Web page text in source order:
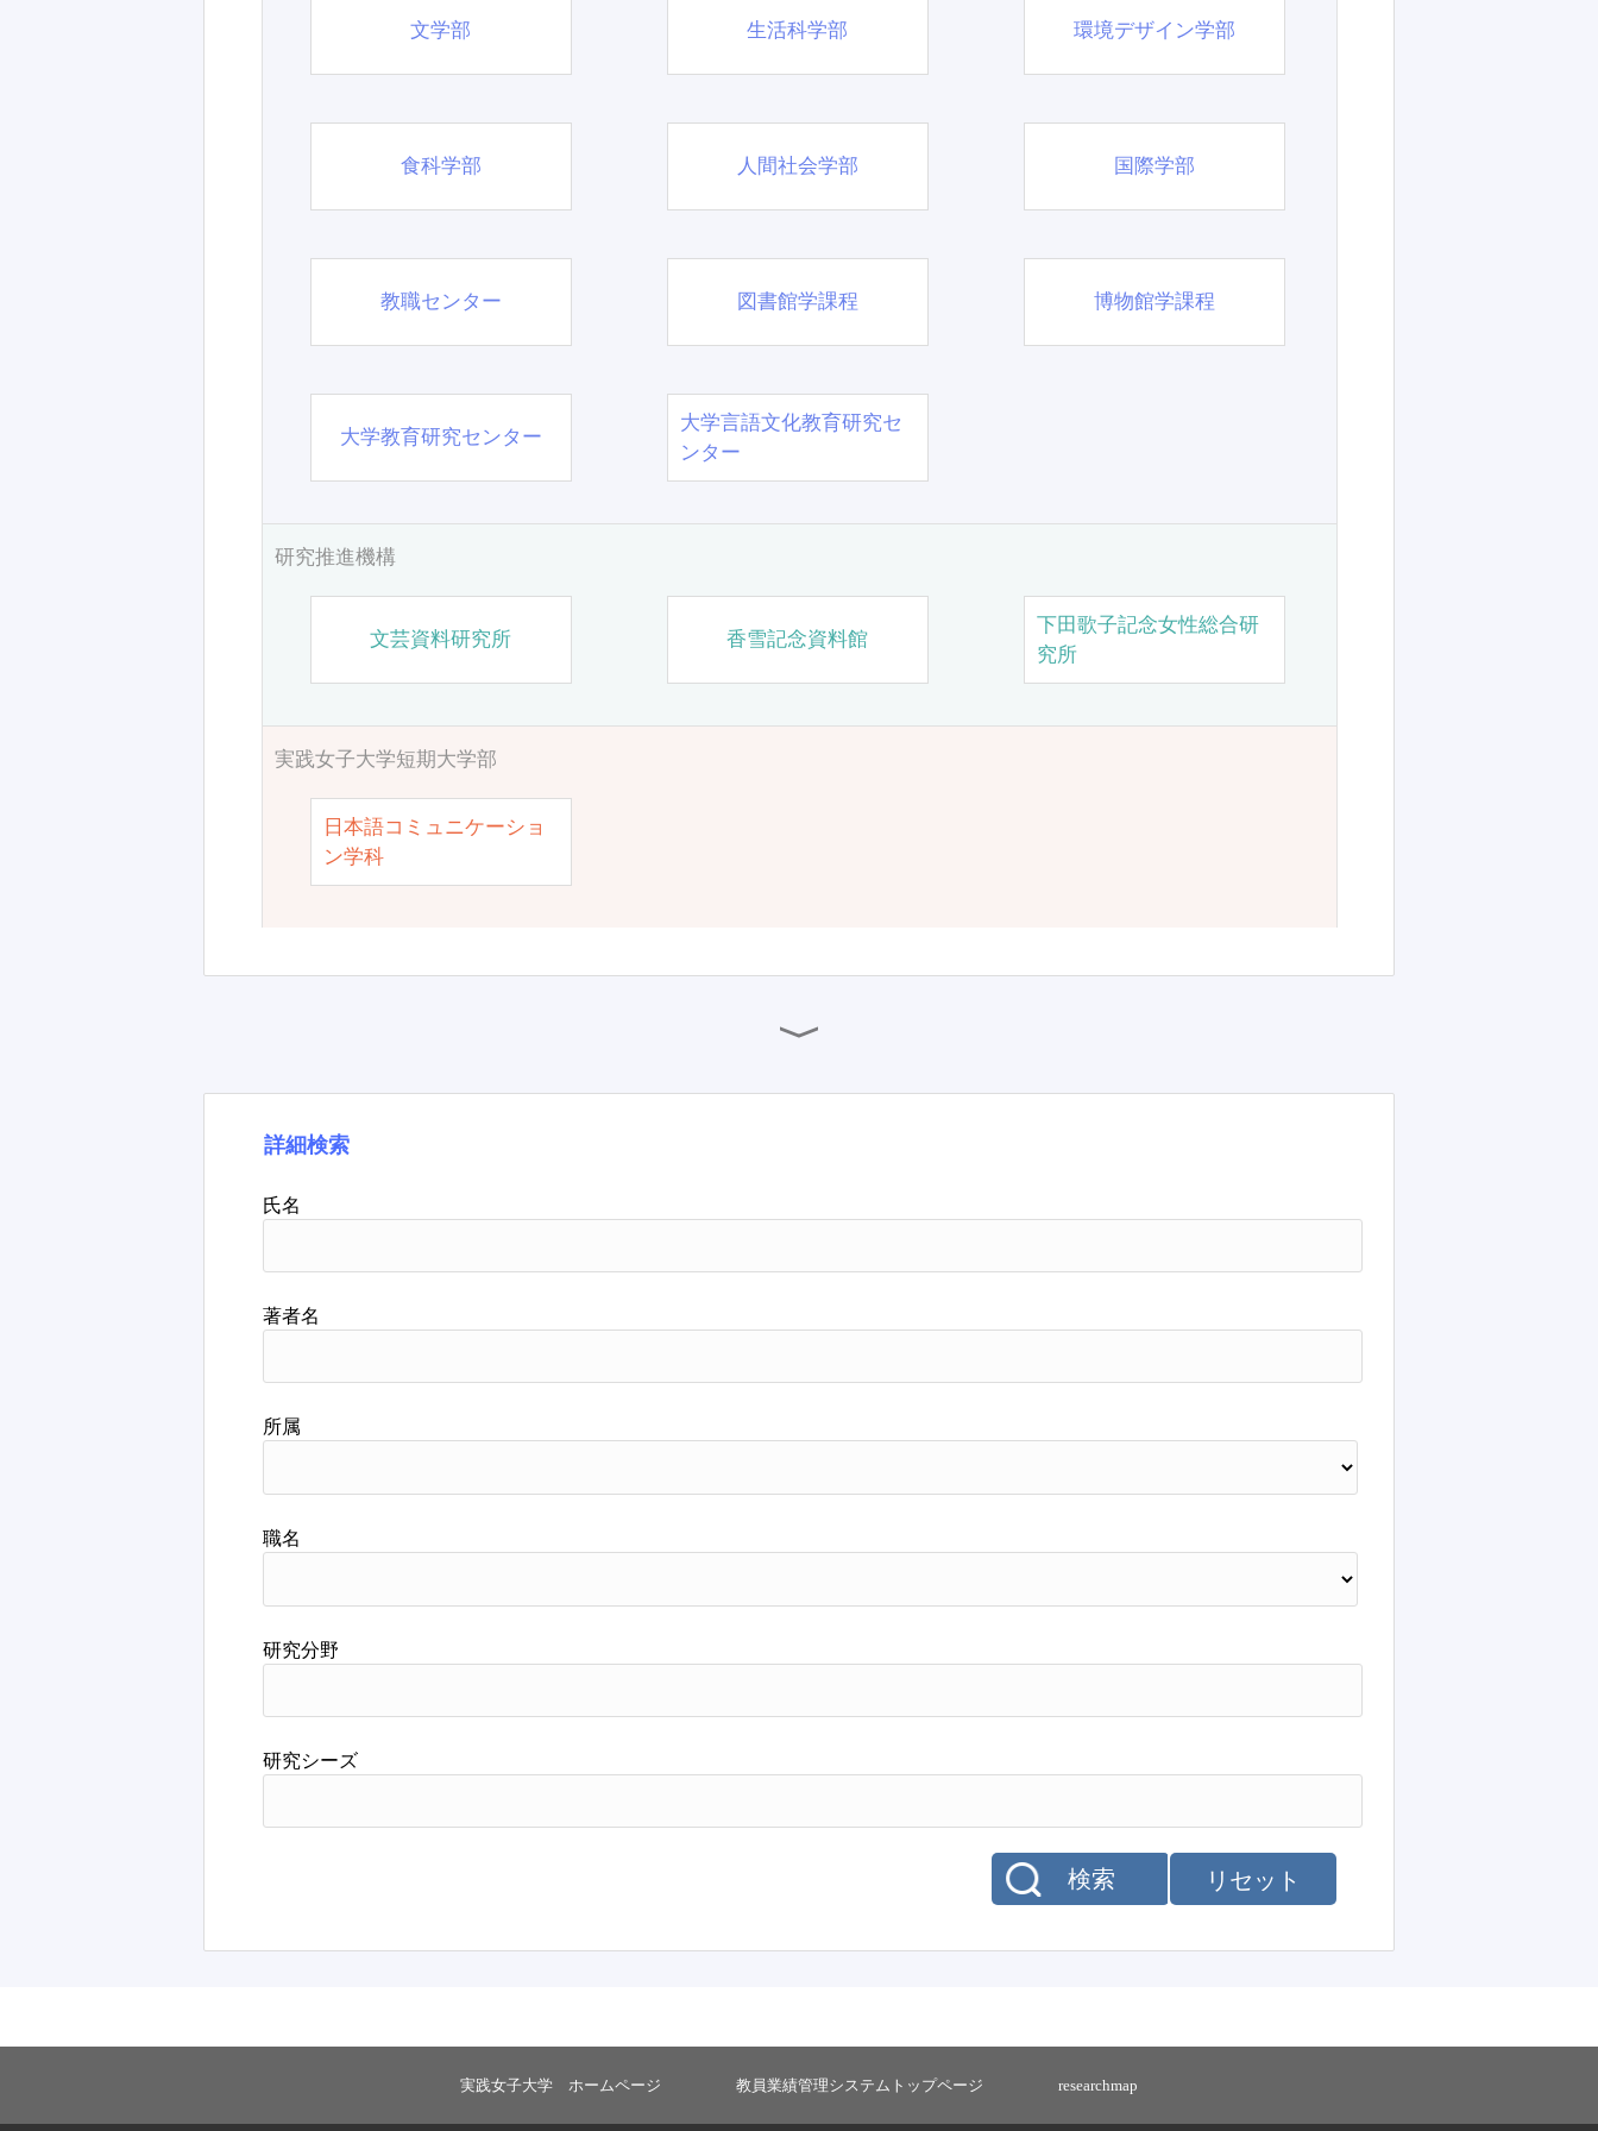
文学部 生活科学部 環境デザイン学部
食科学部 人間社会学部 国際学部
教職センター 図書館学課程 博物館学課程
大学教育研究センター
大学言語文化教育研究セ
ンター
研究推進機構
文芸資料研究所 香雪記念資料館
下田歌子記念女性総合研
究所
実践女子大学短期大学部
日本語コミュニケーショ
ン学科
詳細検索
氏名
著者名
所属
職名
研究分野
研究シーズ
リセット
検索
実践女子大学 ホームページ 教員業績管理システムトップページ researchmap